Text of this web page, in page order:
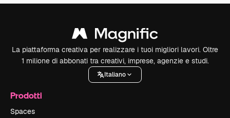
La piattaforma creativa per realizzare i tuoi migliori lavori. Oltre
1 milione di abbonati tra creativi, imprese, agenzie e studi.
Italiano
Prodotti
Spaces